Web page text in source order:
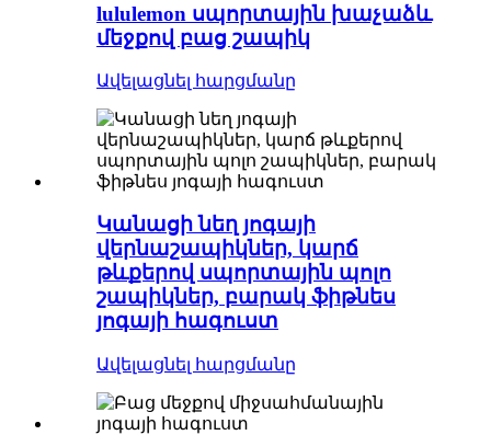
lululemon սպորտային խաչաձև
մեջքով բաց շապիկ
Ավելացնել հարցմանը
Կանացի նեղ յոգայի
վերնաշապիկներ, կարճ
թևքերով սպորտային պոլո
շապիկներ, բարակ ֆիթնես
յոգայի հագուստ
Ավելացնել հարցմանը